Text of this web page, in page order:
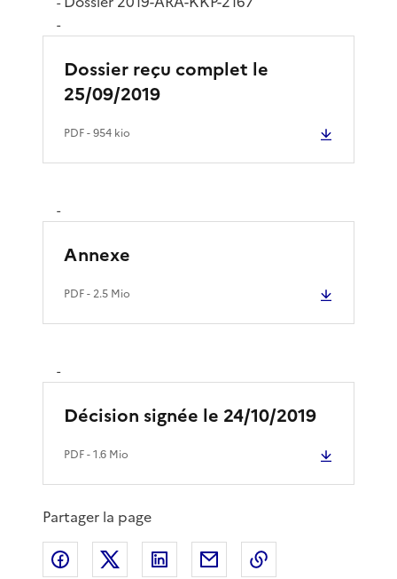
-
Dossier reçu complet le
25/09/2019
PDF- 954 kio
-
Annexe
PDF- 2.5 Mio
-
Décision signée le 24/10/2019
PDF- 1.6 Mio
Partager la page
Partager sur Facebook
Partager sur XPartager sur LinkedIn
Partager par email